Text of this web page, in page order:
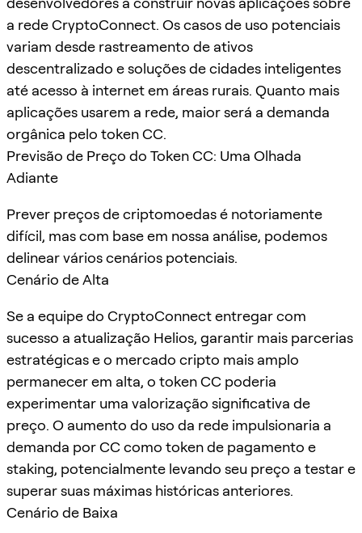
a rede CryptoConnect. Os casos de uso potenciais
variam desde rastreamento de ativos
descentralizado e soluções de cidades inteligentes
até acesso à internet em áreas rurais. Quanto mais
aplicações usarem a rede, maior será a demanda
orgânica pelo token CC.
Previsão de Preço do Token CC: Uma Olhada
Adiante
Prever preços de criptomoedas é notoriamente
difícil, mas com base em nossa análise, podemos
delinear vários cenários potenciais.
Cenário de Alta
Se a equipe do CryptoConnect entregar com
sucesso a atualização Helios, garantir mais parcerias
estratégicas e o mercado cripto mais amplo
permanecer em alta, o token CC poderia
experimentar uma valorização significativa de
preço. O aumento do uso da rede impulsionaria a
demanda por CC como token de pagamento e
staking, potencialmente levando seu preço a testar e
superar suas máximas históricas anteriores.
Cenário de Baixa